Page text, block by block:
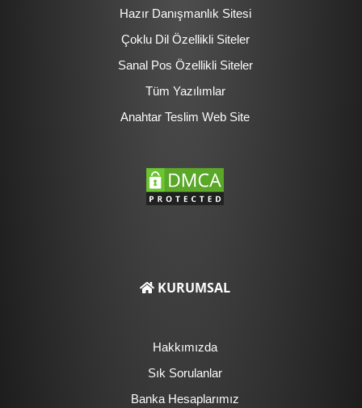
Hazır Danışmanlık Sitesi
Çoklu Dil Özellikli Siteler
Sanal Pos Özellikli Siteler
Tüm Yazılımlar
Anahtar Teslim Web Site
KURUMSAL
Hakkımızda
Sık Sorulanlar
Banka Hesaplarımız